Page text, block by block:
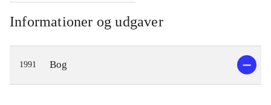
Informationer og udgaver
1991 Bog